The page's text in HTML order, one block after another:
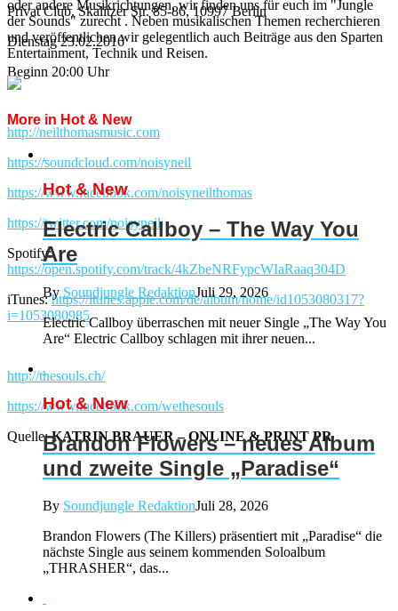
Privat Club, Skalitzer Str. 85-86, 10997 Berlin
Dienstag 23.02.2016
Beginn 20:00 Uhr
http://neilthomasmusic.com
https://soundcloud.com/noisyneil
https://www.facebook.com/noisyneilthomas
https://twitter.com/noisyneil
Spotify:
https://open.spotify.com/track/4kZbeNRFypcWIaRaaq304D
iTunes:https://itunes.apple.com/de/album/home/id1053080317?
i=1053080985
http://thesouls.ch/
https://www.facebook.com/wethesouls
Quelle:KATRIN BRAUER – ONLINE & PRINT PR
oder andere Musikrichtungen, wir finden uns für euch im "Jungle
der Sounds" zurecht . Neben musikalischen Themen recherchieren
und veröffentlichen wir gelegentlich auch Beiträge aus den Sparten
Entertainment, Technik und Reisen.
More in Hot & New
Hot & New
Electric Callboy – The Way You
Are
BySoundjungle RedaktionJuli 29, 2026
Electric Callboy überraschen mit neuer Single „The Way You
Are“ Electric Callboy schlagen mit ihrer neuen...
Hot & New
Brandon Flowers – neues Album
und zweite Single „Paradise“
By Soundjungle RedaktionJuli 28, 2026
Brandon Flowers (The Killers) präsentiert mit „Paradise“ die
nächste Single aus seinem kommenden Soloalbum
„THRASHER“, das...